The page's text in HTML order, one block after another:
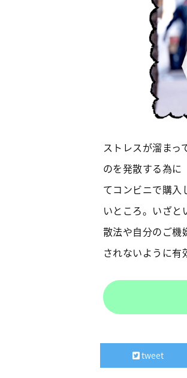
ストレスが溜まっ
のを発散する為に
てコンビニで購入
いところ。いざ
散法や自分のご機
されないように有
tweet